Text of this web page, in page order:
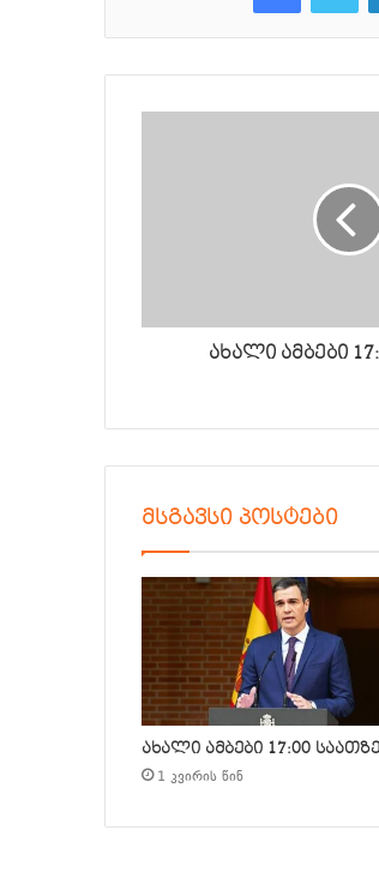
ახალი ამბები
მსგავსი პოსტები
ახალი ამბები 17:00 საათზე
1 კვირის წინ